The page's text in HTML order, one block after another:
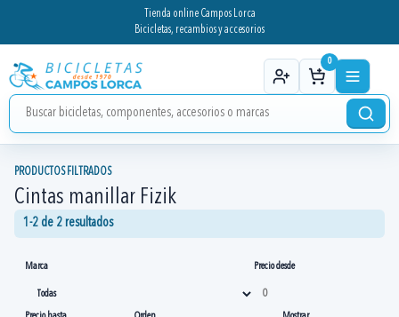
Tienda online Campos Lorca
Bicicletas, recambios y accesorios
0
PRODUCTOS FILTRADOS
Cintas manillar Fizik
1-2 de 2 resultados
Marca Precio desde